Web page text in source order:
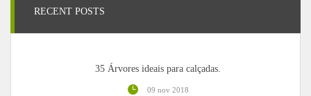
RECENT POSTS
35 Árvores ideais para calçadas.
09 nov 2018